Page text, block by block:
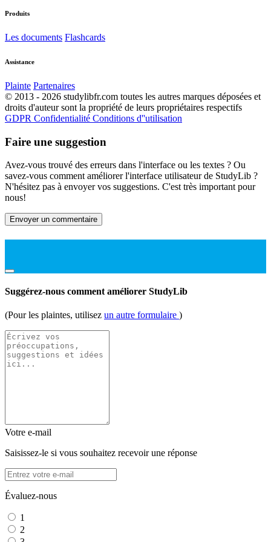
Produits
Les documents Flashcards
Assistance
Plainte Partenaires
© 2013 - 2026 studylibfr.com toutes les autres marques déposées et
droits d'auteur sont la propriété de leurs propriétaires respectifs
GDPR Confidentialité Conditions d''utilisation
Faire une suggestion
Avez-vous trouvé des erreurs dans l'interface ou les textes ? Ou
savez-vous comment améliorer l'interface utilisateur de StudyLib ?
N'hésitez pas à envoyer vos suggestions. C'est très important pour
nous!
Envoyer un commentaire
Suggérez-nous comment améliorer StudyLib
(Pour les plaintes, utilisez un autre formulaire )
Votre e-mail
Saisissez-le si vous souhaitez recevoir une réponse
Évaluez-nous
1
2